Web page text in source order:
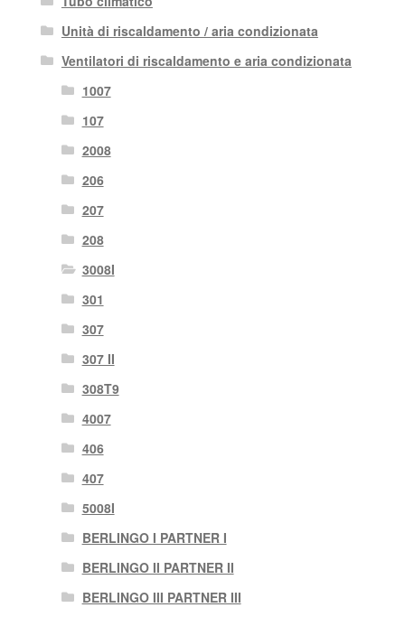
Unità di riscaldamento / aria condizionata
Ventilatori di riscaldamento e aria condizionata
1007
107
2008
206
207
208
3008I
301
307
307 II
308T9
4007
406
407
5008I
BERLINGO I PARTNER I
BERLINGO II PARTNER II
BERLINGO III PARTNER III